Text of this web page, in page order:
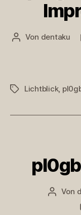
Beitragsautor
Von dentaku
Schlagwörter
Lichtblick,
Von